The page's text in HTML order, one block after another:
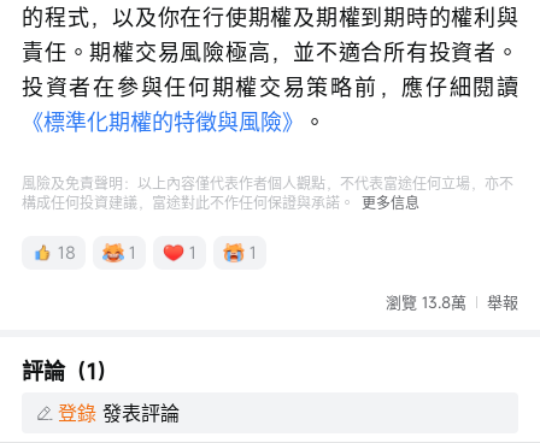
的程式，以及你在行使期權及期權到期時的權利與
責任。期權交易風險極高，並不適合所有投資者。
投資者在參與任何期權交易策略前，應仔細閱讀
《標準化期權的特徵與風險》
。
風險及免責聲明：以上內容僅代表作者個人觀點，不代表富途任何立場，亦不
構成任何投資建議，富途對此不作任何保證與承諾。
更多信息
18 1 1 1
瀏覽 13.8萬 舉報
評論（1）
登錄 發表評論